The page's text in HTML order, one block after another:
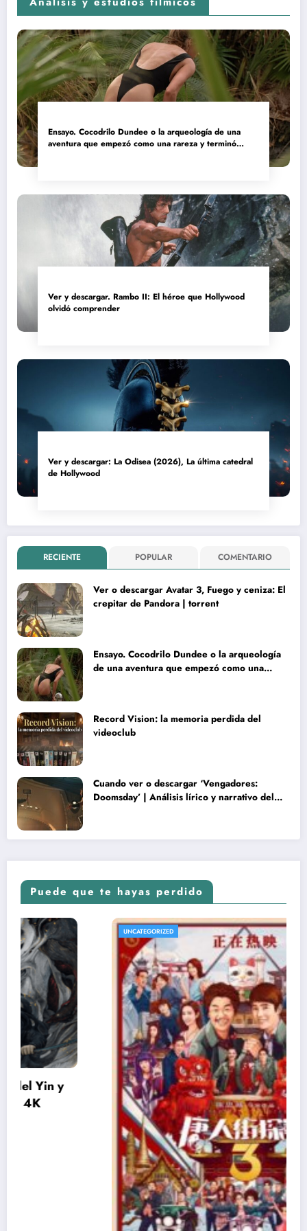
Ensayo. Cocodrilo Dundee o la arqueología de una
aventura que empezó como una rareza y terminó
Ver y descargar. Rambo II: El héroe que Hollywood
olvidó comprender
Ver y descargar: La Odisea (2026), La última catedral
de Hollywood
RECIENTE POPULAR COMENTARIO
Ver o descargar Avatar 3, Fuego y ceniza: El
crepitar de Pandora | torrent
Ensayo. Cocodrilo Dundee o la arqueología
de una aventura que empezó como una
Record Vision: la memoria perdida del
videoclub
Cuando ver o descargar ‘Vengadores:
Doomsday’ | Análisis lírico y narrativo del
Puede que te hayas perdido
UNCATEGORIZED